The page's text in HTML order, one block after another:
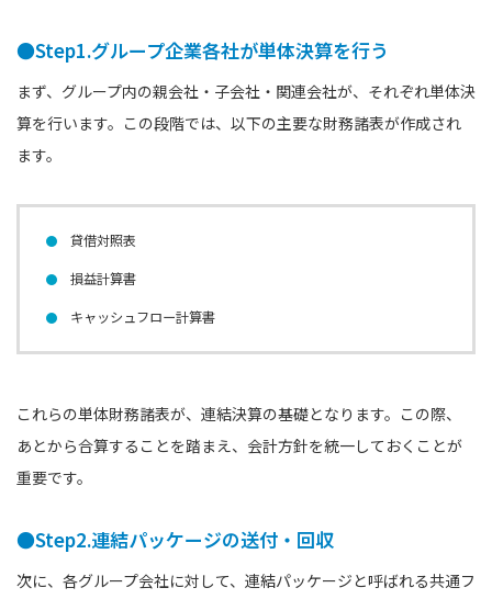
●Step1.グループ企業各社が単体決算を行う
まず、グループ内の親会社・子会社・関連会社が、それぞれ単体決
算を行います。この段階では、以下の主要な財務諸表が作成され
ます。
貸借対照表
損益計算書
キャッシュフロー計算書
これらの単体財務諸表が、連結決算の基礎となります。この際、
あとから合算することを踏まえ、会計方針を統一しておくことが
重要です。
●Step2.連結パッケージの送付・回収
次に、各グループ会社に対して、連結パッケージと呼ばれる共通フ